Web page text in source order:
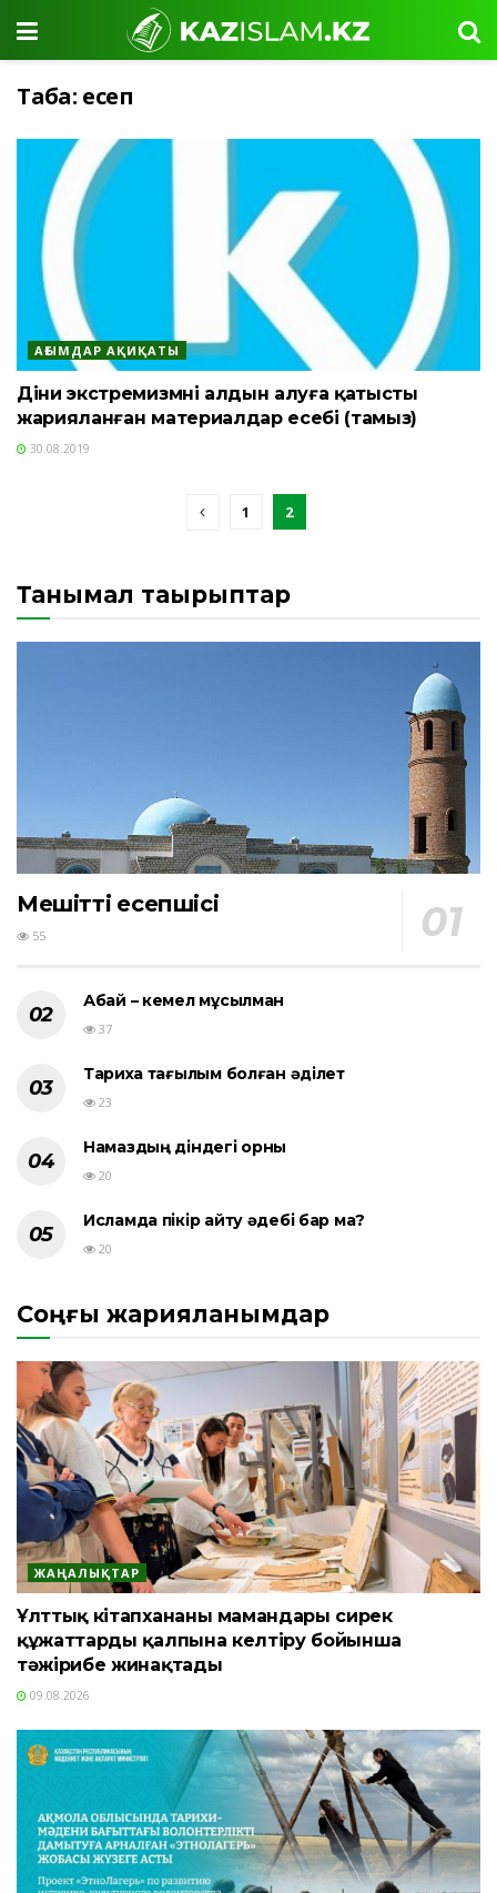
Таңба: есеп
АҒЫМДАР АҚИҚАТЫ
Діни экстремизмнің алдын алуға қатысты
жарияланған материалдар есебі (тамыз)
30.08.2019
1 2
Танымал тақырыптар
Мешіттің есепшісі
55
Абай – кемел мұсылман
37
Тарихқа тағылым болған әділет
23
Намаздың діндегі орны
20
Исламда пікір айту әдебі бар ма?
20
Соңғы жарияланымдар
ЖАҢАЛЫҚТАР
Ұлттық кітапхананың мамандары сирек
құжаттарды қалпына келтіру бойынша
тәжірибе жинақтады
09.08.2026